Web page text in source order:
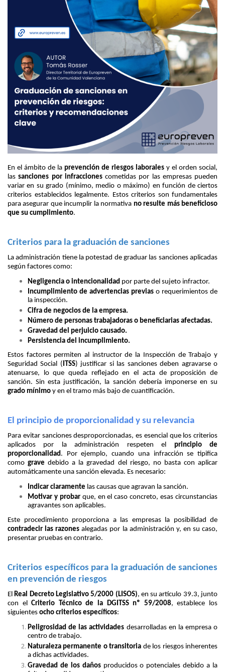
En el ámbito de la prevención de riesgos laborales y el orden social,
lassanciones por infraccionescometidas por las empresas pueden
variar en su grado (mínimo, medio o máximo) en función de ciertos
criterios establecidos legalmente. Estos criterios son fundamentales
para asegurar que incumplir la normativa no resulte más beneficioso
que su cumplimiento.
Criterios para la graduación de sanciones
La administración tiene la potestad de graduar las sanciones aplicadas
según factores como:
Negligencia o intencionalidad por parte del sujeto infractor.
Incumplimiento de advertencias previas o requerimientos de
la inspección.
Cifra de negocios de la empresa.
Número de personas trabajadoras o beneficiarias afectadas.
Gravedad del perjuicio causado.
Persistencia del incumplimiento.
Estos factores permiten al instructor de la Inspección de Trabajo y
Seguridad Social (ITSS) justificar si las sanciones deben agravarse o
atenuarse, lo que queda reflejado en el acta de proposición de
sanción. Sin esta justificación, la sanción debería imponerse en su
grado mínimo y en el tramo más bajo de cuantificación.
El principio de proporcionalidad y su relevancia
Para evitar sanciones desproporcionadas, es esencial que los criterios
aplicados por la administración respeten el principio de
proporcionalidad. Por ejemplo, cuando una infracción se tipifica
comograve debido a la gravedad del riesgo, no basta con aplicar
automáticamente una sanción elevada. Es necesario:
Indicar claramente las causas que agravan la sanción.
Motivar y probarque, en el caso concreto, esas circunstancias
agravantes son aplicables.
Este procedimiento proporciona a las empresas la posibilidad de
contradecir las razones alegadas por la administración y, en su caso,
presentar pruebas en contrario.
Criterios específicos para la graduación de sanciones
en prevención de riesgos
ElReal Decreto Legislativo 5/2000 (LISOS), en su artículo 39.3, junto
con elCriterio Técnico de la DGITSS nº 59/2008, establece los
siguientes ocho criterios específicos:
Peligrosidad de las actividades desarrolladas en la empresa o
centro de trabajo.
Naturaleza permanente o transitoria de los riesgos inherentes
a dichas actividades.
Gravedad de los dañosproducidos o potenciales debido a la